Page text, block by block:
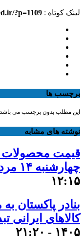
لینک کوتاه : ?p=1109
برچسب ها
این مطلب بدون برچسب می
نوشته های مشابه
قیمت محصولات
چهارشنبه ۱۴ مرداد ۱۴۰۵
۱۲:۱۵
بنادر پاکستان
کالاهای ایرانی
۱۴۰۵ - ۲۱:۲۰